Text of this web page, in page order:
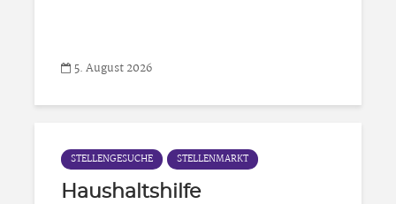
5. August 2026
STELLENGESUCHE STELLENMARKT
Haushaltshilfe